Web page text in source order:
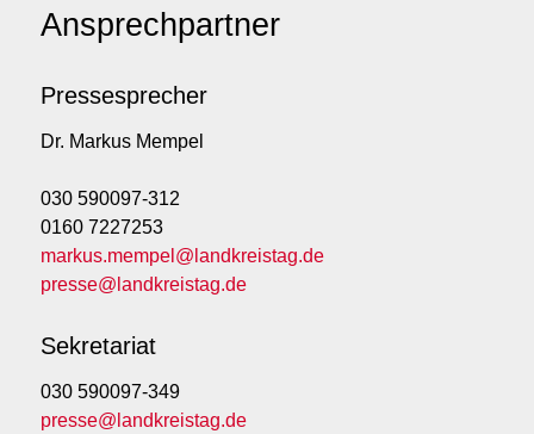
Ansprechpartner
Pressesprecher
Dr. Markus Mempel
030 590097-312
0160 7227253
markus.mempel@landkreistag.de
presse@landkreistag.de
Sekretariat
030 590097-349
presse@landkreistag.de